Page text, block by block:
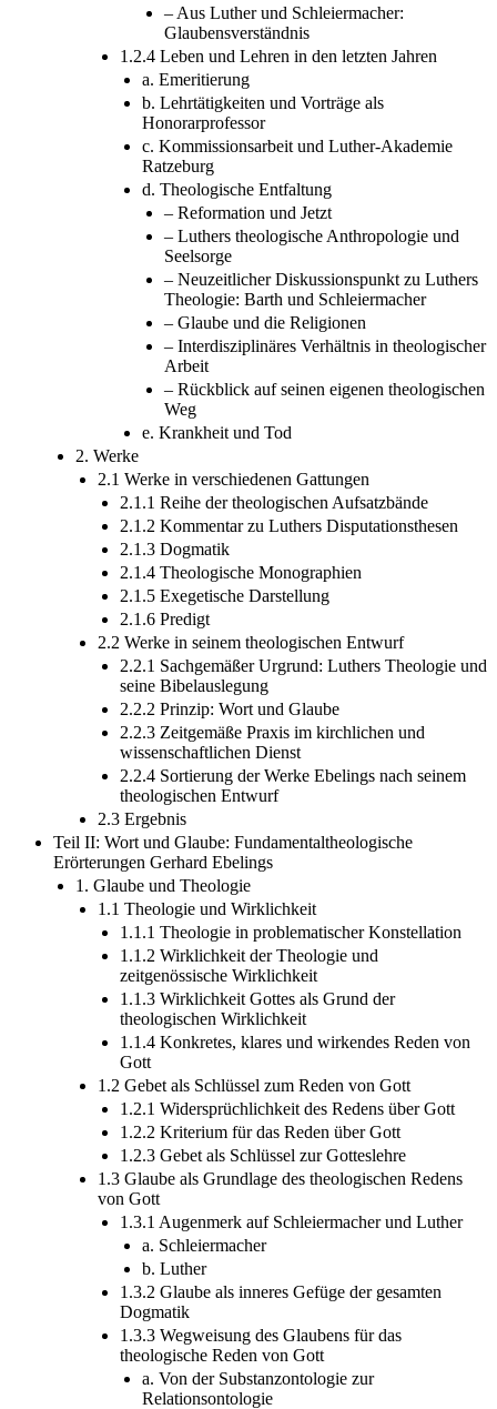
– Aus Luther und Schleiermacher:
Glaubensverständnis
1.2.4 Leben und Lehren in den letzten Jahren
a. Emeritierung
b. Lehrtätigkeiten und Vorträge als
Honorarprofessor
c. Kommissionsarbeit und Luther-Akademie
Ratzeburg
d. Theologische Entfaltung
– Reformation und Jetzt
– Luthers theologische Anthropologie und
Seelsorge
– Neuzeitlicher Diskussionspunkt zu Luthers
Theologie: Barth und Schleiermacher
– Glaube und die Religionen
– Interdisziplinäres Verhältnis in theologischer
Arbeit
– Rückblick auf seinen eigenen theologischen
Weg
e. Krankheit und Tod
2. Werke
2.1 Werke in verschiedenen Gattungen
2.1.1 Reihe der theologischen Aufsatzbände
2.1.2 Kommentar zu Luthers Disputationsthesen
2.1.3 Dogmatik
2.1.4 Theologische Monographien
2.1.5 Exegetische Darstellung
2.1.6 Predigt
2.2 Werke in seinem theologischen Entwurf
2.2.1 Sachgemäßer Urgrund: Luthers Theologie und
seine Bibelauslegung
2.2.2 Prinzip: Wort und Glaube
2.2.3 Zeitgemäße Praxis im kirchlichen und
wissenschaftlichen Dienst
2.2.4 Sortierung der Werke Ebelings nach seinem
theologischen Entwurf
2.3 Ergebnis
Teil II: Wort und Glaube: Fundamentaltheologische
Erörterungen Gerhard Ebelings
1. Glaube und Theologie
1.1 Theologie und Wirklichkeit
1.1.1 Theologie in problematischer Konstellation
1.1.2 Wirklichkeit der Theologie und
zeitgenössische Wirklichkeit
1.1.3 Wirklichkeit Gottes als Grund der
theologischen Wirklichkeit
1.1.4 Konkretes, klares und wirkendes Reden von
Gott
1.2 Gebet als Schlüssel zum Reden von Gott
1.2.1 Widersprüchlichkeit des Redens über Gott
1.2.2 Kriterium für das Reden über Gott
1.2.3 Gebet als Schlüssel zur Gotteslehre
1.3 Glaube als Grundlage des theologischen Redens
von Gott
1.3.1 Augenmerk auf Schleiermacher und Luther
a. Schleiermacher
b. Luther
1.3.2 Glaube als inneres Gefüge der gesamten
Dogmatik
1.3.3 Wegweisung des Glaubens für das
theologische Reden von Gott
a. Von der Substanzontologie zur
Relationsontologie